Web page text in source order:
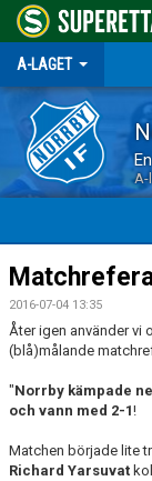
A-LAGET
A-
HEM
NYHETER
MATCHER
TRUPPEN
KALENDER
2016-07-04 13:35
Åter igen använder vi
(blå)målande
"Norrby kämpade
och vann med 2-1!
Matchen började lite
Richard Yarsuvat